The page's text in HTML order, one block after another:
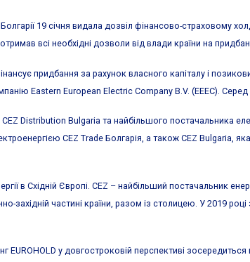
19 січня видала дозвіл фінансово-страховому
всі необхідні дозволи від влади країни на
придбання за рахунок власного капіталу і
Eastern European Electric Company B.V. (EEEC).
Distribution Bulgaria та найбільшого постачальника
CEZ Trade Болгарія, а також CEZ Bulgaria,
в Східній Європі. CEZ – найбільший постачальник
західній частині країни, разом із столицею. У 2019
EUROHOLD у довгостроковій перспективі